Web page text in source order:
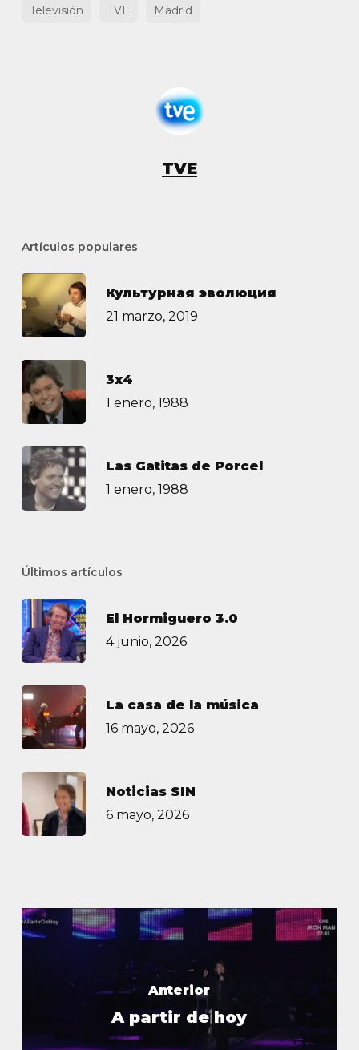
Televisión TVE Madrid
TVE
Artículos populares
Культурная эволюция
21 marzo, 2019
3х4
1 enero, 1988
Las Gatitas de Porcel
1 enero, 1988
Últimos artículos
El Hormiguero 3.0
4 junio, 2026
La casa de la música
16 mayo, 2026
Noticias SIN
6 mayo, 2026
Anterior
A partir de hoy